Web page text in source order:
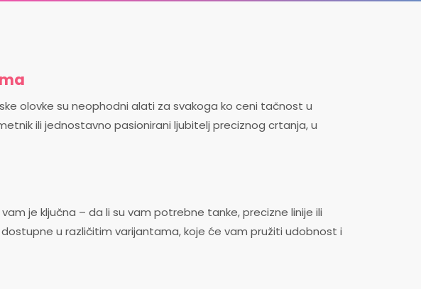
olovke su neophodni alati za svakoga ko ceni tačnost u
ili jednostavno pasionirani ljubitelj preciznog crtanja, u
je ključna – da li su vam potrebne tanke, precizne linije ili
dostupne u različitim varijantama, koje će vam pružiti udobnost i